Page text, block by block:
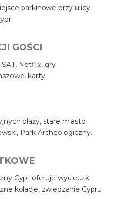
parkinowe przy ulicy
GOŚCI
Netflix, gry
karty.
plaży, stare miasto
Park Archeologiczny.
Cypr oferuje wycieczki
kolacje, zwiedzanie Cypru